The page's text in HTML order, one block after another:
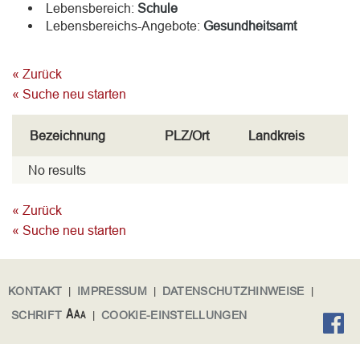
Lebensbereich: Schule
Lebensbereichs-Angebote: Gesundheitsamt
« Zurück
« Suche neu starten
Bezeichnung PLZ/Ort Landkreis
No results
« Zurück
« Suche neu starten
KONTAKT | IMPRESSUM | DATENSCHUTZHINWEISE
|
SCHRIFT
| COOKIE-EINSTELLUNGEN